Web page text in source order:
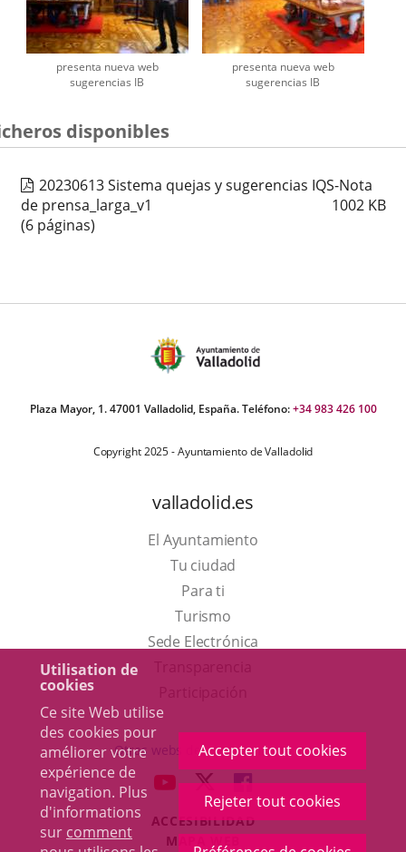
Utilisation de
cookies
Ce site Web utilise
des cookies pour
améliorer votre
expérience de
navigation. Plus
d'informations
sur comment
Accepter tout cookies
Rejeter tout cookies
presenta nueva web
sugerencias IB
presenta nueva web
sugerencias IB
disponibles
20230613 Sistema quejas y sugerencias IQS-Nota
de prensa_larga_v1
1002 KB
(6 páginas)
Plaza Mayor, 1. 47001 Valladolid, España. Teléfono:+34 983 426 100
Copyright 2025 - Ayuntamiento de Valladolid
valladolid.es
El Ayuntamiento
Tu ciudad
Para ti
TurismoEste
enlace
una
ventana
nueva.
Sede Electrónica
externa.
Otras webs del ayuntamiento
ENLACE
UNA
ENLACE
A
UNA
ENLACE
A
UNA
ACCESIBILIDAD
MAPA WEB